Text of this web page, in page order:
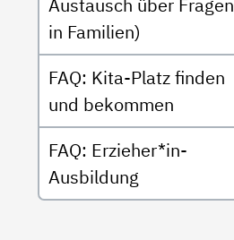
in Familien)
FAQ: Kita-Platz finden
und bekommen
FAQ: Erzieher*in-
Ausbildung